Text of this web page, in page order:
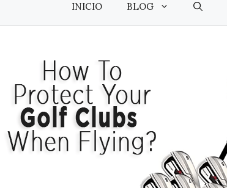
INICIO BLOG